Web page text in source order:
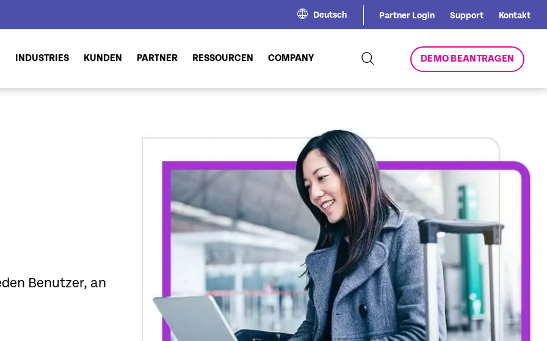
Deutsch Partner Login Support Kontakt
INDUSTRIES KUNDEN PARTNER RESSOURCEN COMPANY DEMO BEANTRAGEN
Benutzer, an